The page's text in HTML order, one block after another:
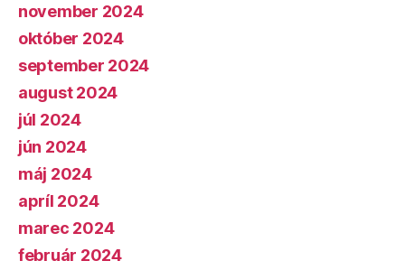
november 2024
október 2024
september 2024
august 2024
júl 2024
jún 2024
máj 2024
apríl 2024
marec 2024
február 2024